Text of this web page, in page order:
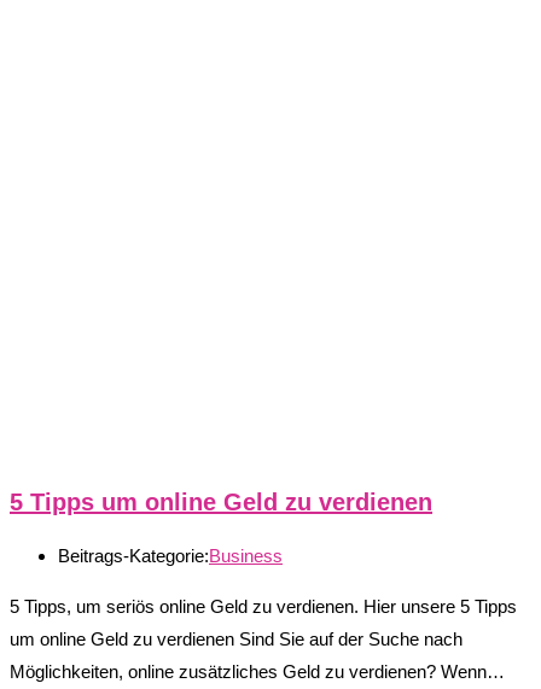
5 Tipps um online Geld zu verdienen
Beitrags-Kategorie:Business
5 Tipps, um seriös online Geld zu verdienen. Hier unsere 5 Tipps
um online Geld zu verdienen Sind Sie auf der Suche nach
Möglichkeiten, online zusätzliches Geld zu verdienen? Wenn…